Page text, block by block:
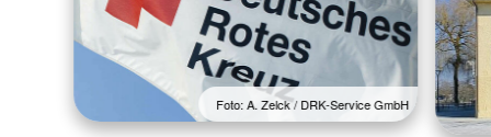
Foto: A. Zelck / DRK-Service GmbH